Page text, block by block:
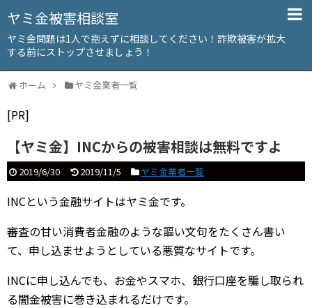
ヤミ金被害相談室
ヤミ金問題は1人で抱えずに相談してください！詐欺被害が拡大
する前にストップさせましょう！
ホーム ヤミ金業者一覧
[PR]
【ヤミ金】INCからの被害相談は無料ですよ
2019/6/30 2019/11/5 ヤミ金業者一覧
INCという金融サイトはヤミ金です。
審査の甘い消費者金融のような謳い文句をたくさん書い
て、申し込ませようとしている悪質なサイトです。
INCに申し込んでも、お金やスマホ、銀行口座を騙し取られ
る闇金被害に巻き込まれるだけです。